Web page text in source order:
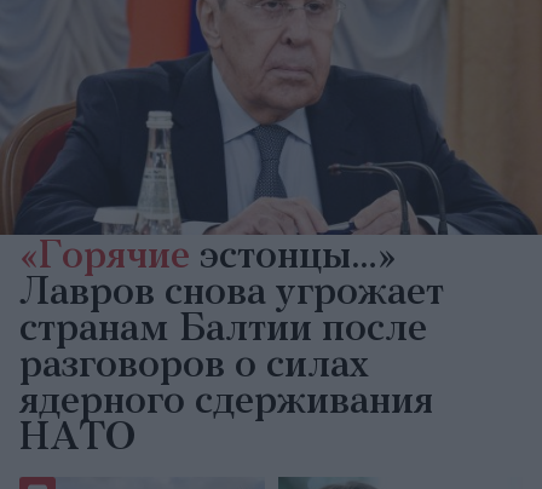
«Горячие эстонцы…»
Лавров снова угрожает
странам Балтии после
разговоров о силах
ядерного сдерживания
НАТО